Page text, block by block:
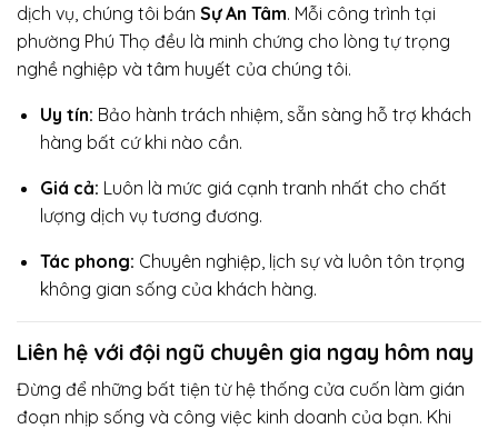
dịch vụ, chúng tôi bán Sự An Tâm. Mỗi công trình tại
phường Phú Thọ đều là minh chứng cho lòng tự trọng
nghề nghiệp và tâm huyết của chúng tôi.
Uy tín: Bảo hành trách nhiệm, sẵn sàng hỗ trợ khách
hàng bất cứ khi nào cần.
Giá cả: Luôn là mức giá cạnh tranh nhất cho chất
lượng dịch vụ tương đương.
Tác phong: Chuyên nghiệp, lịch sự và luôn tôn trọng
không gian sống của khách hàng.
Liên hệ với đội ngũ chuyên gia ngay hôm nay
Đừng để những bất tiện từ hệ thống cửa cuốn làm gián
đoạn nhịp sống và công việc kinh doanh của bạn. Khi